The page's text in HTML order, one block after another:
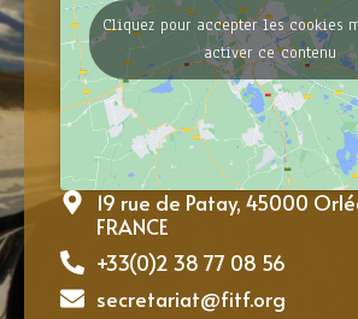
Cliquez pour accepter les cookies
activer ce contenu
19 rue de Patay, 45000
FRANCE
+33(0)2 38 77 08 56
secretariat@fitf.org